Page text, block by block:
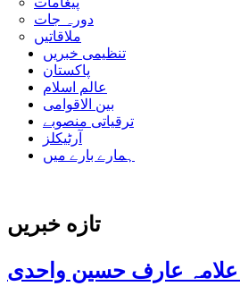
دورہ جات
ملاقاتیں
تنظیمی خبریں
پاکستان
عالم اسلام
بین الاقوامی
ترقیاتی منصوبے
آرٹیکلز
ہمارے بارے میں
تازه خبریں
عارف حسین واحدی